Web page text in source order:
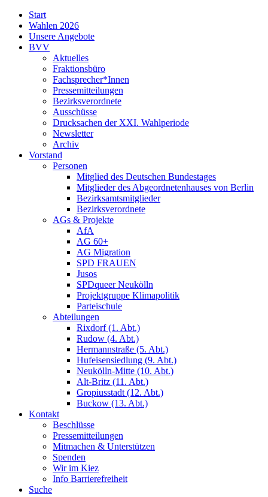
Start
Wahlen 2026
Unsere Angebote
BVV
Aktuelles
Fraktionsbüro
Fachsprecher*Innen
Pressemitteilungen
Bezirksverordnete
Ausschüsse
Drucksachen der XXI. Wahlperiode
Newsletter
Archiv
Vorstand
Personen
Mitglied des Deutschen Bundestages
Mitglieder des Abgeordnetenhauses von Berlin
Bezirksamtsmitglieder
Bezirksverordnete
AGs & Projekte
AfA
AG 60+
AG Migration
SPD FRAUEN
Jusos
SPDqueer Neukölln
Projektgruppe Klimapolitik
Parteischule
Abteilungen
Rixdorf (1. Abt.)
Rudow (4. Abt.)
Hermannstraße (5. Abt.)
Hufeisensiedlung (9. Abt.)
Neukölln-Mitte (10. Abt.)
Alt-Britz (11. Abt.)
Gropiusstadt (12. Abt.)
Buckow (13. Abt.)
Kontakt
Beschlüsse
Pressemitteilungen
Mitmachen & Unterstützen
Spenden
Wir im Kiez
Info Barrierefreiheit
Suche